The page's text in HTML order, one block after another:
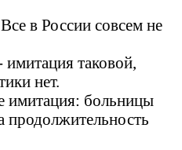
в России совсем не
имитация таковой,
нет.
имитация: больницы
продолжительность